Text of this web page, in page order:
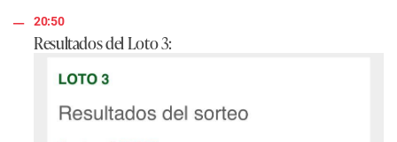
20:50
Resultados del Loto 3: